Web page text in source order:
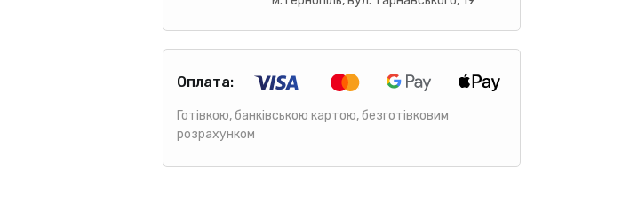
Оплата:
Готівкою, банківською картою, безготівковим
розрахунком